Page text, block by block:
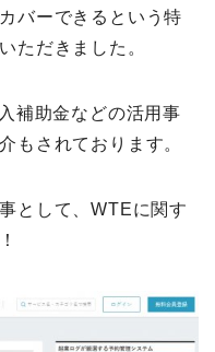
バーできるという特
ただきました。
補助金などの活用事
もされております。
として、WTEに関す